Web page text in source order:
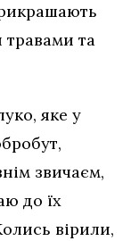
та
яке у
звичаєм,
до їх
вірили,